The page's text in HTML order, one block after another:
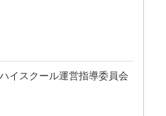
イスクール運営指導委員会